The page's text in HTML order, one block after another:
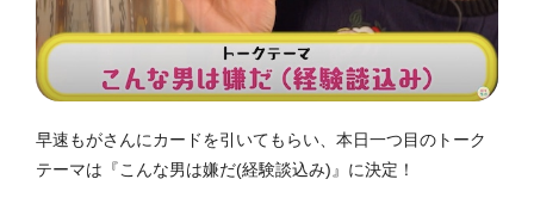
早速もがさんにカードを引いてもらい、本日一つ目のトーク
テーマは『こんな男は嫌だ(経験談込み)』に決定！